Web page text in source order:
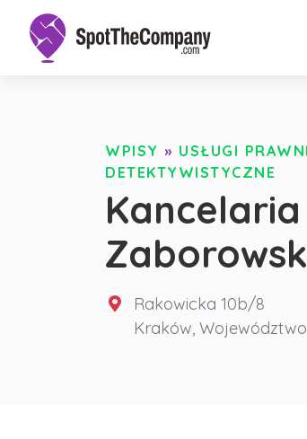
WPISY » USŁUGI
DETEKTYWISTYCZNE
Rakowicka 10b/8
Kraków,